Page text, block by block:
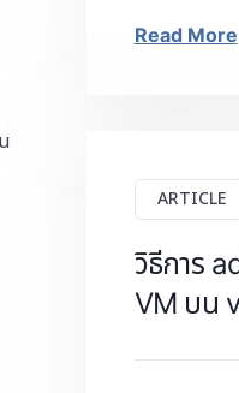
Read More
ARTICLE
วิธีการ
VM บน